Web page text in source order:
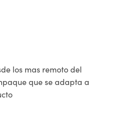
los mas remoto del
que se adapta a